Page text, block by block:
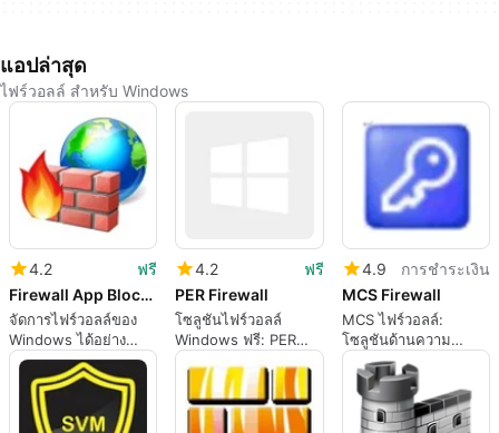
แอปล่าสุด
ไฟร์วอลล์ สำหรับ Windows
4.2
ฟรี
Firewall App Blocker
จัดการไฟร์วอลล์ของ
Windows ได้อย่าง
ง่ายดาย
4.2
ฟรี
PER Firewall
โซลูชันไฟร์วอลล์
Windows ฟรี: PER
Firewall
4.9
การชำระเงิน
MCS Firewall
MCS ไฟร์วอลล์:
โซลูชันด้านความ
ปลอดภัยที่แข็งแกร่ง